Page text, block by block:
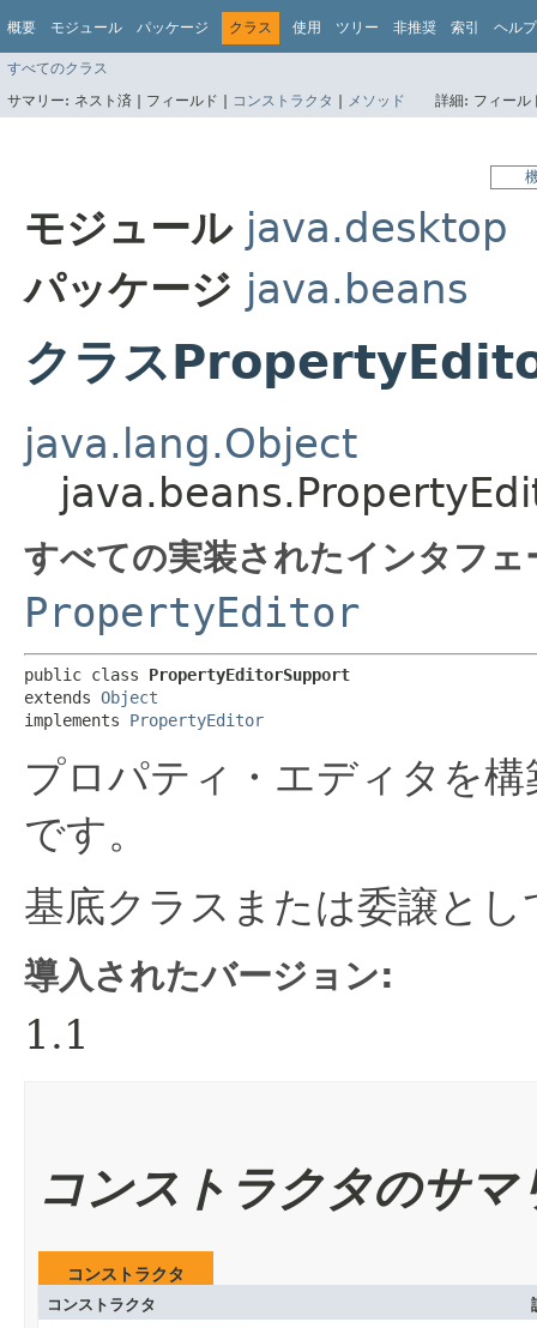
概要 モジュール パッケージ クラス 使用 ツリー 非推奨 索引 ヘルプ
すべてのクラス
サマリー: ネスト済 | フィールド | コンストラクタ | メソッド 詳細: フィー
モジュール java.desktop
パッケージ java.beans
クラス
java.lang.Object
すべての実装されたインタフ
PropertyEditor
public class PropertyEditorSupport
extends Object
implements PropertyEditor
プロパティ・エディタを
です。
基底クラスまたは委譲と
導入されたバージョン:
1.1
コンストラクタのサマ
コンストラクタ
コンストラクタ